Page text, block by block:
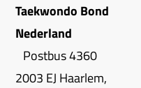
Taekwondo Bond
Nederland
Postbus 4360
2003 EJ Haarlem,